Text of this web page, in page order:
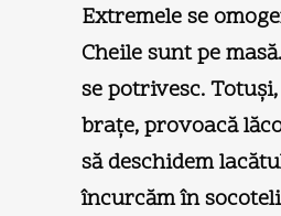
Extremele se
Cheile sunt pe
se potrivesc.
braţe, provoacă
să deschidem
încurcăm în